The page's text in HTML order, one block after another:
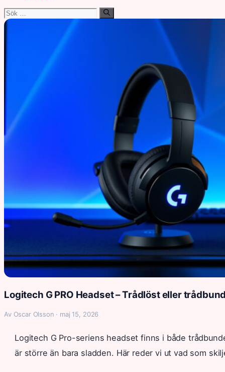
Sök
efter:
Logitech G PRO Headset – Trådlöst eller
Av Oscar Olsson · maj 15, 2026
Logitech G Pro-seriens headset finns i både
är större än bara sladden. Här reder vi ut vad som